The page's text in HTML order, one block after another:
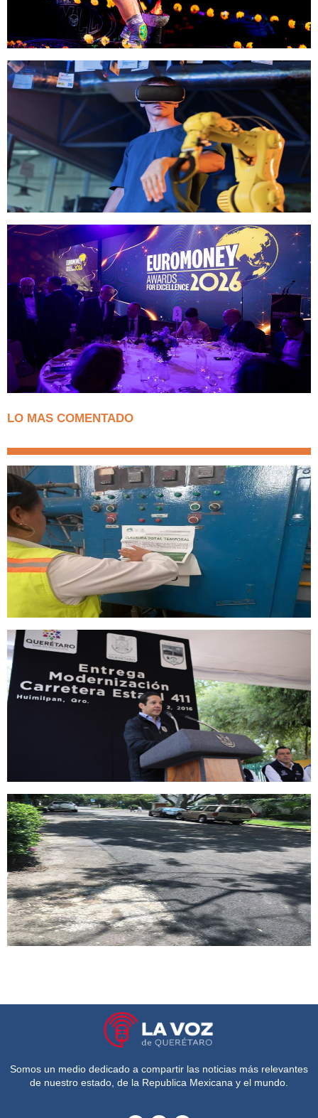
LO MAS COMENTADO
Somos un medio dedicado a compartir las noticias más relevantes
de nuestro estado, de la Republica Mexicana y el mundo.